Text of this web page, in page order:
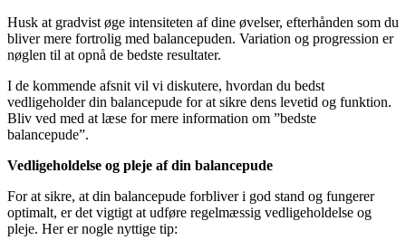
Husk at gradvist øge intensiteten af dine øvelser, efterhånden som du
bliver mere fortrolig med balancepuden. Variation og progression er
nøglen til at opnå de bedste resultater.
I de kommende afsnit vil vi diskutere, hvordan du bedst
vedligeholder din balancepude for at sikre dens levetid og funktion.
Bliv ved med at læse for mere information om ”bedste
balancepude”.
Vedligeholdelse og pleje af din balancepude
For at sikre, at din balancepude forbliver i god stand og fungerer
optimalt, er det vigtigt at udføre regelmæssig vedligeholdelse og
pleje. Her er nogle nyttige tip: